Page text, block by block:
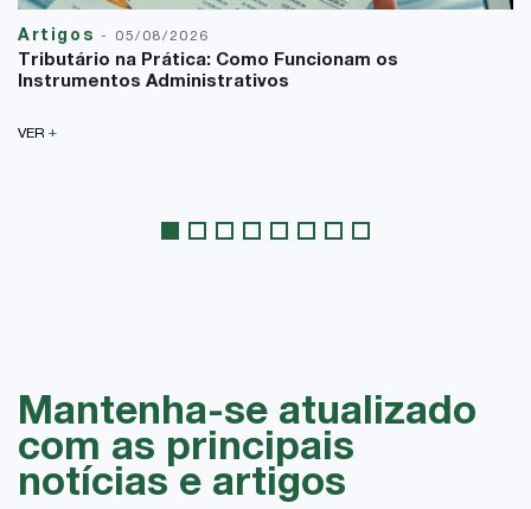
Artigos - 05/08/2026
Tributário na Prática: Como Funcionam os
Instrumentos Administrativos
VER +
Mantenha-se atualizado
com as principais
notícias e artigos